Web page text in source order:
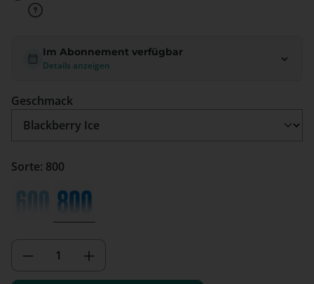
Im Abonnement verfügbar
Details anzeigen
Geschmack
Sorte: 800
(Diese Option ist zurzeit nicht verfügbar.)
800
Produkt Anzahl: Gib den